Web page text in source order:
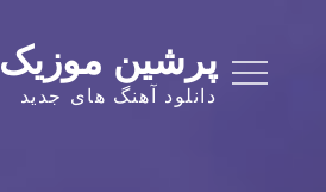
content
پرشین موزیک
دانلود آهنگ های جدید